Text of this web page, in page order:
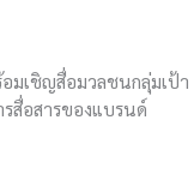
มเชิญสื่อมวลชนกลุ่มเป้า
รสื่อสารของแบรนด์